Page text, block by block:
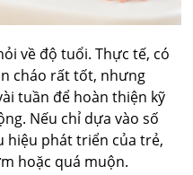
về độ tuổi. Thực tế, có
cháo rất tốt, nhưng
tuần để hoàn thiện kỹ
Nếu chỉ dựa vào số
hiệu phát triển của trẻ,
hoặc quá muộn.